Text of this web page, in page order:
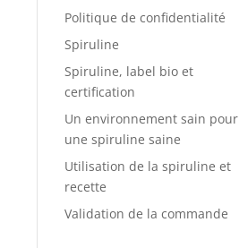
Politique de confidentialité
Spiruline
Spiruline, label bio et
certification
Un environnement sain pour
une spiruline saine
Utilisation de la spiruline et
recette
Validation de la commande